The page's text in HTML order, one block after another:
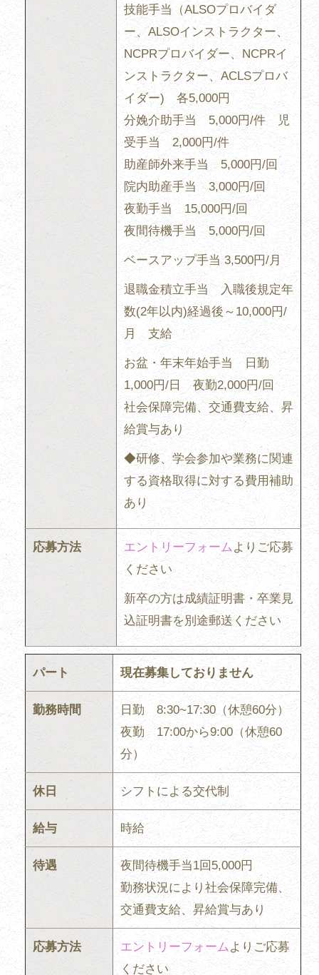
技能手当（ALSOプロバイダ
ー、ALSOインストラクター、
NCPRプロバイダー、NCPRイ
ンストラクター、ACLSプロバ
イダー) 各5,000円
分娩介助手当 5,000円/件 児
受手当 2,000円/件
助産師外来手当 5,000円/回
院内助産手当 3,000円/回
夜勤手当 15,000円/回
夜間待機手当 5,000円/回
ベースアップ手当 3,500円/月
退職金積立手当 入職後規定年
数(2年以内)経過後～10,000円/
月 支給
お盆・年末年始手当 日勤
1,000円/日 夜勤2,000円/回
社会保障完備、交通費支給、昇
給賞与あり
◆研修、学会参加や業務に関連
する資格取得に対する費用補助
あり
応募方法 エントリーフォームよりご応募
ください
新卒の方は成績証明書・卒業見
込証明書を別途郵送ください
パート 現在募集しておりません
勤務時間
日勤 8:30~17:30（休憩60分）
夜勤 17:00から9:00（休憩60
分）
休日 シフトによる交代制
給与 時給
待遇
夜間待機手当1回5,000円
勤務状況により社会保障完備、
交通費支給、昇給賞与あり
応募方法 エントリーフォームよりご応募
ください